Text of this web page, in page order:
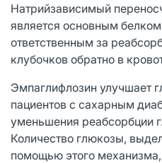
Натрийзависимый
является основным
ответственным за
клубочков обратно в
Эмпаглифлозин улучшает
пациентов с сахарным
уменьшения реабсорбции
Количество глюкозы,
помощью этого механизма,